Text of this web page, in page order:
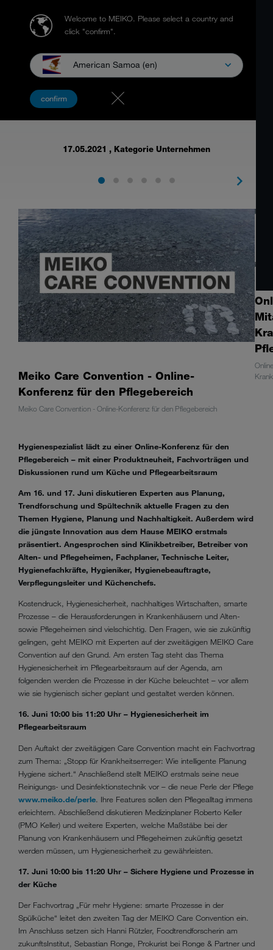
Welcome to MEIKO. Please select a country and
click "confirm".
American Samoa (en)
confirm
MEIKO Care Convention am 16. / 17.
17.05.2021 , Kategorie Unternehmen
Meiko Care Convention - Online-
Konferenz für den Pflegebereich
Meiko Care Convention - Online-Konferenz für den Pflegebereich
Hygienespezialist lädt zu einer Online-Konferenz für den
Pflegebereich – mit einer Produktneuheit, Fachvorträgen und
Diskussionen rund um Küche und Pflegearbeitsraum
Am 16. und 17. Juni diskutieren Experten aus Planung,
Trendforschung und Spültechnik aktuelle Fragen zu den
Themen Hygiene, Planung und Nachhaltigkeit. Außerdem wird
die jüngste Innovation aus dem Hause MEIKO erstmals
präsentiert. Angesprochen sind Klinikbetreiber, Betreiber von
Alten- und Pflegeheimen, Fachplaner, Technische Leiter,
Hygienefachkräfte, Hygieniker, Hygienebeauftragte,
Verpflegungsleiter und Küchenchefs.
Kostendruck, Hygienesicherheit, nachhaltiges Wirtschaften, smarte
Prozesse – die Herausforderungen in Krankenhäusern und Alten-
sowie Pflegeheimen sind vielschichtig. Den Fragen, wie sie zukünftig
gelingen, geht MEIKO mit Experten auf der zweitägigen MEIKO Care
Convention auf den Grund. Am ersten Tag steht das Thema
Hygienesicherheit im Pflegearbeitsraum auf der Agenda, am
folgenden werden die Prozesse in der Küche beleuchtet – vor allem
wie sie hygienisch sicher geplant und gestaltet werden können.
16. Juni 10:00 bis 11:20 Uhr – Hygienesicherheit im
Pflegearbeitsraum
Den Auftakt der zweitägigen Care Convention macht ein Fachvortrag
zum Thema: „Stopp für Krankheitserreger: Wie intelligente Planung
Hygiene sichert.“ Anschließend stellt MEIKO erstmals seine neue
Reinigungs- und Desinfektionstechnik vor – die neue Perle der Pflege
www.meiko.de/perle. Ihre Features sollen den Pflegealltag immens
erleichtern. Abschließend diskutieren Medizinplaner Roberto Keller
(PMO Keller) und weitere Experten, welche Maßstäbe bei der
Planung von Krankenhäusern und Pflegeheimen zukünftig gesetzt
werden müssen, um Hygienesicherheit zu gewährleisten.
17. Juni 10:00 bis 11:20 Uhr – Sichere Hygiene und Prozesse in
der Küche
Der Fachvortrag „Für mehr Hygiene: smarte Prozesse in der
Spülküche“ leitet den zweiten Tag der MEIKO Care Convention ein.
Im Anschluss setzen sich Hanni Rützler, Foodtrendforscherin am
zukunftsInstitut, Sebastian Ronge, Prokurist bei Ronge & Partner und